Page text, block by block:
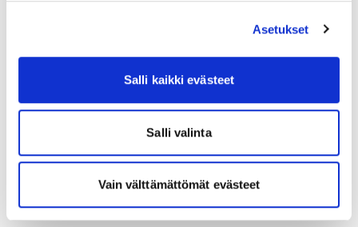
Asetukset
Salli kaikki evästeet
Salli valinta
Vain välttämättömät evästeet